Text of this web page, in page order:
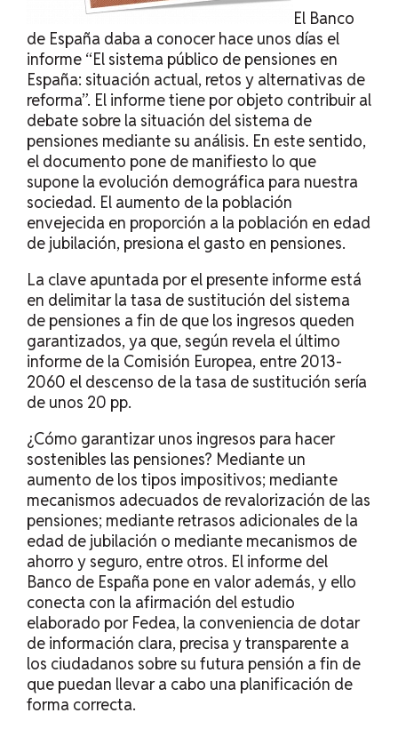
El Banco
de España daba a conocer hace unos días el
informe “El sistema público de pensiones en
España: situación actual, retos y alternativas de
reforma”. El informe tiene por objeto contribuir al
debate sobre la situación del sistema de
pensiones mediante su análisis. En este sentido,
el documento pone de manifiesto lo que
supone la evolución demográfica para nuestra
sociedad. El aumento de la población
envejecida en proporción a la población en edad
de jubilación, presiona el gasto en pensiones.
La clave apuntada por el presente informe está
en delimitar la tasa de sustitución del sistema
de pensiones a fin de que los ingresos queden
garantizados, ya que, según revela el último
informe de la Comisión Europea, entre 2013-
2060 el descenso de la tasa de sustitución sería
de unos 20 pp.
¿Cómo garantizar unos ingresos para hacer
sostenibles las pensiones? Mediante un
aumento de los tipos impositivos; mediante
mecanismos adecuados de revalorización de las
pensiones; mediante retrasos adicionales de la
edad de jubilación o mediante mecanismos de
ahorro y seguro, entre otros. El informe del
Banco de España pone en valor además, y ello
conecta con la afirmación del estudio
elaborado por Fedea, la conveniencia de dotar
de información clara, precisa y transparente a
los ciudadanos sobre su futura pensión a fin de
que puedan llevar a cabo una planificación de
forma correcta.